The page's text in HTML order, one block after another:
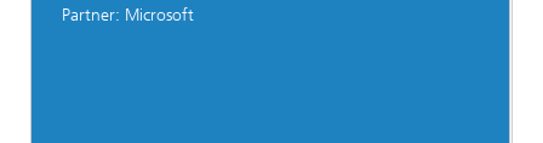
Partner: Microsoft